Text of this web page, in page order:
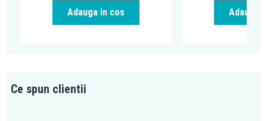
Adauga in cos Adauga
Ce spun clientii